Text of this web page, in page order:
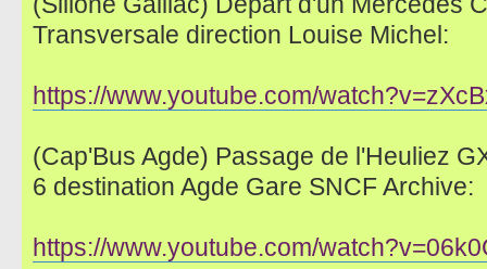
Transversale direction Louise Michel:
https://www.youtube.com/
(Cap'Bus Agde) Passage de l'Heuliez
6 destination Agde Gare SNCF Archive:
https://www.youtube.com/